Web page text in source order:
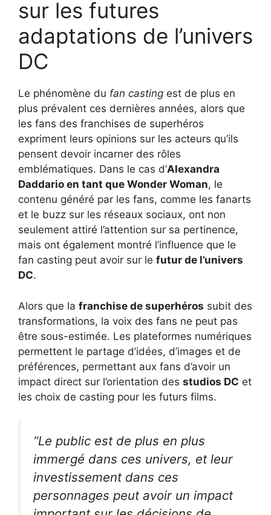
sur les futures
adaptations de l’univers
DC
Le phénomène du fan casting est de plus en
plus prévalent ces dernières années, alors que
les fans des franchises de superhéros
expriment leurs opinions sur les acteurs qu’ils
pensent devoir incarner des rôles
emblématiques. Dans le cas d’Alexandra
Daddario en tant que Wonder Woman, le
contenu généré par les fans, comme les fanarts
et le buzz sur les réseaux sociaux, ont non
seulement attiré l’attention sur sa pertinence,
mais ont également montré l’influence que le
fan casting peut avoir sur le futur de l’univers
DC.
Alors que la franchise de superhéros subit des
transformations, la voix des fans ne peut pas
être sous-estimée. Les plateformes numériques
permettent le partage d’idées, d’images et de
préférences, permettant aux fans d’avoir un
impact direct sur l’orientation des studios DC et
les choix de casting pour les futurs films.
“Le public est de plus en plus
immergé dans ces univers, et leur
investissement dans ces
personnages peut avoir un impact